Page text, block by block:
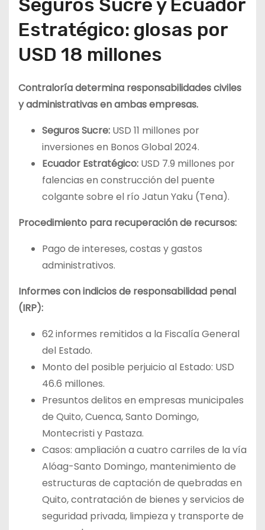
Seguros Sucre y Ecuador
Estratégico: glosas por
USD 18 millones
Contraloría determina responsabilidades civiles
y administrativas en ambas empresas.
Seguros Sucre: USD 11 millones por
inversiones en Bonos Global 2024.
Ecuador Estratégico: USD 7.9 millones por
falencias en construcción del puente
colgante sobre el río Jatun Yaku (Tena).
Procedimiento para recuperación de recursos:
Pago de intereses, costas y gastos
administrativos.
Informes con indicios de responsabilidad penal
(IRP):
62 informes remitidos a la Fiscalía General
del Estado.
Monto del posible perjuicio al Estado: USD
46.6 millones.
Presuntos delitos en empresas municipales
de Quito, Cuenca, Santo Domingo,
Montecristi y Pastaza.
Casos: ampliación a cuatro carriles de la vía
Alóag-Santo Domingo, mantenimiento de
estructuras de captación de quebradas en
Quito, contratación de bienes y servicios de
seguridad privada, limpieza y transporte de